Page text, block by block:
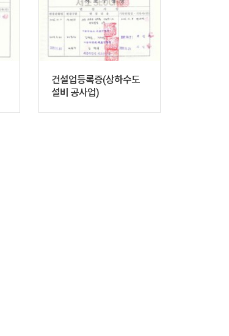
건설업등록증(상하수도
설비 공사업)